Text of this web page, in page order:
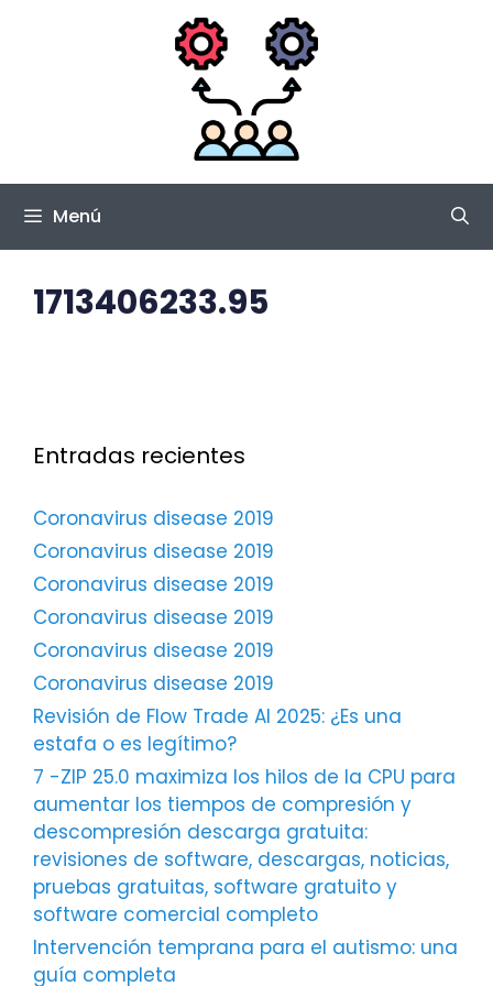
Menú
1713406233.95
Entradas recientes
Coronavirus disease 2019
Coronavirus disease 2019
Coronavirus disease 2019
Coronavirus disease 2019
Coronavirus disease 2019
Coronavirus disease 2019
Revisión de Flow Trade AI 2025: ¿Es una
estafa o es legítimo?
7 -ZIP 25.0 maximiza los hilos de la CPU para
aumentar los tiempos de compresión y
descompresión descarga gratuita:
revisiones de software, descargas, noticias,
pruebas gratuitas, software gratuito y
software comercial completo
Intervención temprana para el autismo: una
guía completa